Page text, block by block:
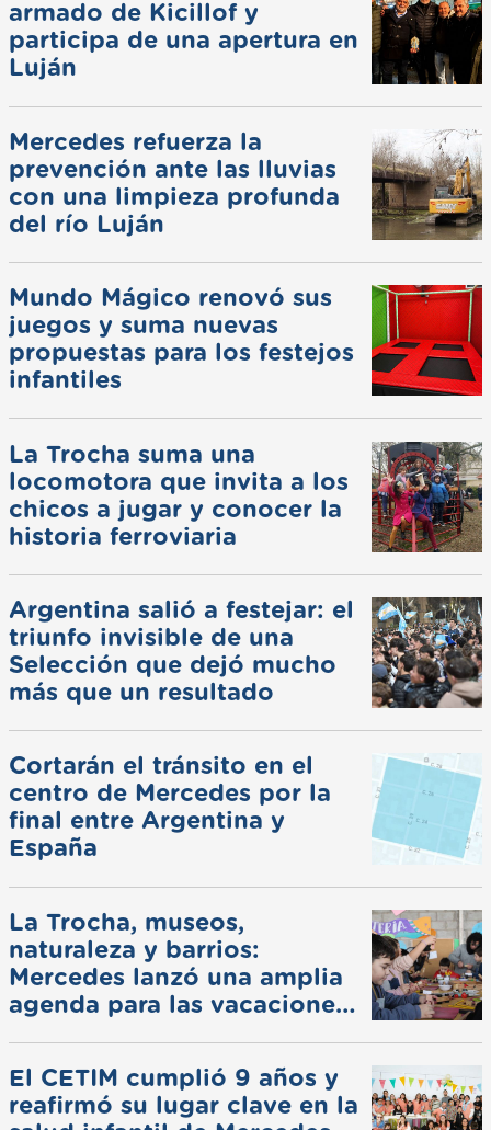
armado de Kicillof y
participa de una apertura en
Luján
Mercedes refuerza la
prevención ante las lluvias
con una limpieza profunda
del río Luján
Mundo Mágico renovó sus
juegos y suma nuevas
propuestas para los festejos
infantiles
La Trocha suma una
locomotora que invita a los
chicos a jugar y conocer la
historia ferroviaria
Argentina salió a festejar: el
triunfo invisible de una
Selección que dejó mucho
más que un resultado
Cortarán el tránsito en el
centro de Mercedes por la
final entre Argentina y
España
La Trocha, museos,
naturaleza y barrios:
Mercedes lanzó una amplia
agenda para las vacaciones
El CETIM cumplió 9 años y
reafirmó su lugar clave en la